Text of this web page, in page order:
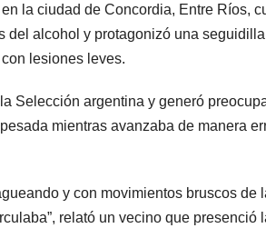
la ciudad de Concordia, Entre Ríos,
alcohol y protagonizó una
lesiones leves.
Selección argentina y generó
mientras avanzaba de manera
y con movimientos bruscos de
relató un vecino que presenció